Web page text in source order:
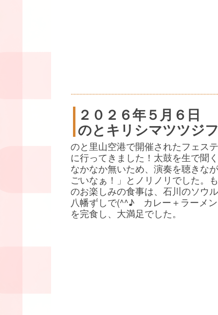
２０２６年５月６日
のとキリシマツツジ
のと里山空港で開催されたフェス
に行ってきました！太鼓を生で聞
なかなか無いため、演奏を聴きな
ごいなぁ！」とノリノリでした。
のお楽しみの食事は、石川のソウ
八幡ずしで(^^♪ カレー＋ラーメ
を完食し、大満足でした。